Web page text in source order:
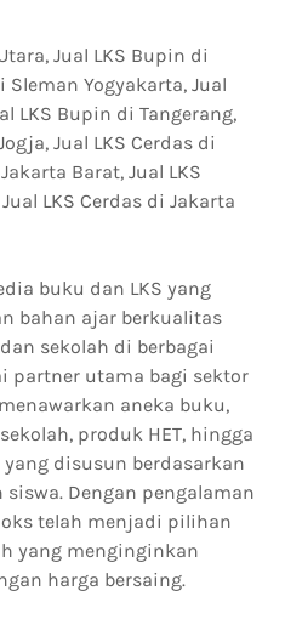
Jual LKS Bupin di
Sleman Yogyakarta, Jual
LKS Bupin di Tangerang,
Jual LKS Cerdas di
Barat, Jual LKS
LKS Cerdas di Jakarta
buku dan LKS yang
bahan ajar berkualitas
sekolah di berbagai
partner utama bagi sektor
aneka buku,
produk HET, hingga
disusun berdasarkan
Dengan pengalaman
telah menjadi pilihan
yang menginginkan
harga bersaing.